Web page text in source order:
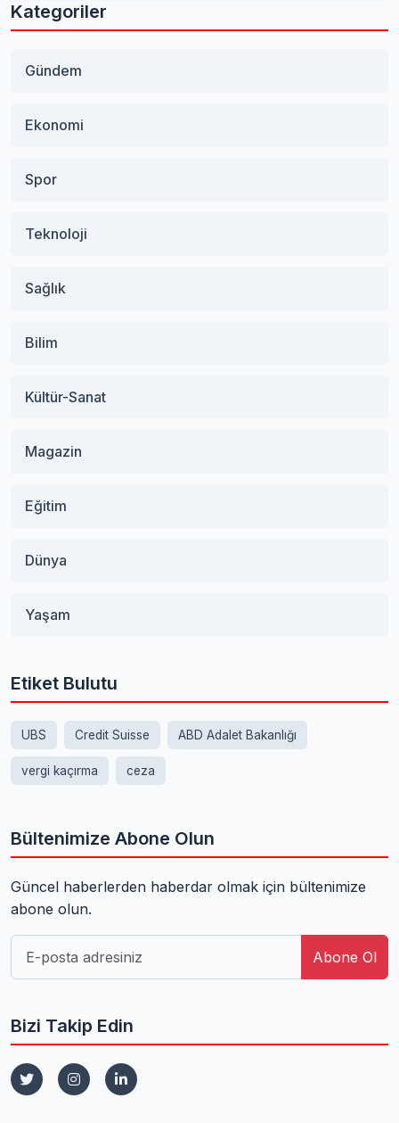
Kategoriler
Gündem
Ekonomi
Spor
Teknoloji
Sağlık
Bilim
Kültür-Sanat
Magazin
Eğitim
Dünya
Yaşam
Etiket Bulutu
UBS Credit Suisse ABD Adalet Bakanlığı
vergi kaçırma ceza
Bültenimize Abone Olun
Güncel haberlerden haberdar olmak için bültenimize
abone olun.
Abone Ol
Bizi Takip Edin